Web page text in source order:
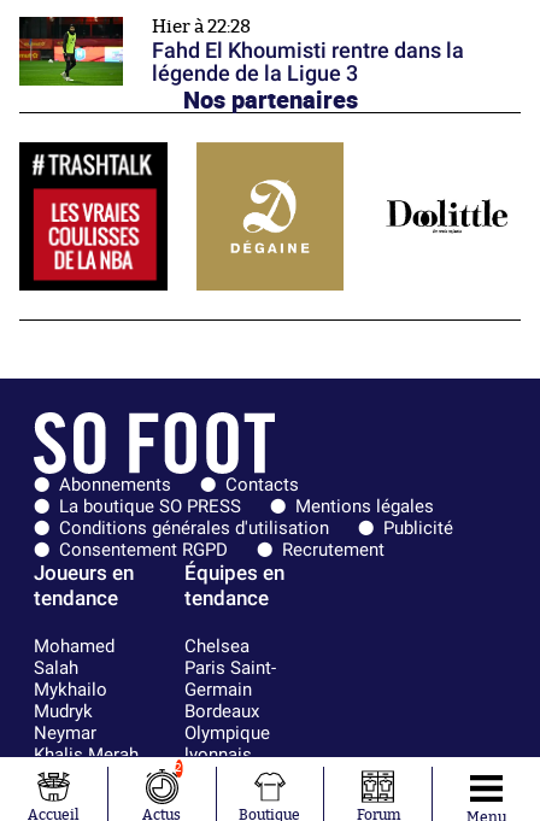
Hier à 22:28
Fahd El Khoumisti rentre dans la
légende de la Ligue 3
Nos partenaires
Abonnements
Contacts
La boutique SO PRESS
Mentions légales
Conditions générales d'utilisation
Publicité
Consentement RGPD
Recrutement
Joueurs en
tendance
Mohamed
Salah
Mykhailo
Mudryk
Neymar
Khalis Merah
Loïs Openda
Moussa
Équipes en
tendance
Chelsea
Paris Saint-
Germain
Bordeaux
Olympique
lyonnais
Real Madrid
Accueil
2
Actus Boutique Forum Menu